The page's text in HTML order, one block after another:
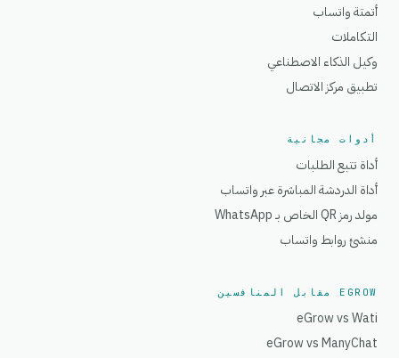
أتمتة واتساب
التكاملات
وكيل الذكاء الاصطناعي
تطبيق مركز الاتصال
أدوات مجانية
أداة تتبع الطلبات
أداة الدردشة المباشرة عبر واتساب
مولد رمز QR الخاص بـ WhatsApp
منشئ روابط واتساب
EGROW مقابل المنافسين
eGrow vs Wati
eGrow vs ManyChat